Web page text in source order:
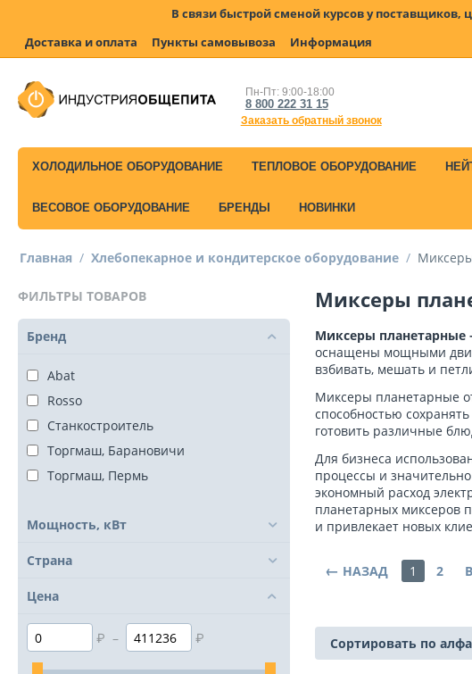
В связи быстрой сменой курсов у поставщиков,
Доставка и оплата
Пункты самовывоза Информация
Пн-Пт: 9:00-18:00
8 800 222 31 15
Заказать обратный звонок
ХОЛОДИЛЬНОЕ ОБОРУДОВАНИЕ ТЕПЛОВОЕ ОБОРУДОВАНИЕ
ВЕСОВОЕ ОБОРУДОВАНИЕ БРЕНДЫ НОВИНКИ
Главная / Хлебопекарное и кондитерское оборудование /
ФИЛЬТРЫ ТОВАРОВ
Бренд
Abat
Rosso
Станкостроитель
Торгмаш, Барановичи
Торгмаш, Пермь
Мощность, кВт
Страна
Цена
₽ – ₽
Миксеры
Миксеры планетарные
оснащены мощными
взбивать, мешать и
Миксеры планетарные
способностью
готовить различные
Для бизнеса
процессы и
экономный расход
планетарных миксеров
и привлекает новых
НАЗАД 1 2
Сортировать по